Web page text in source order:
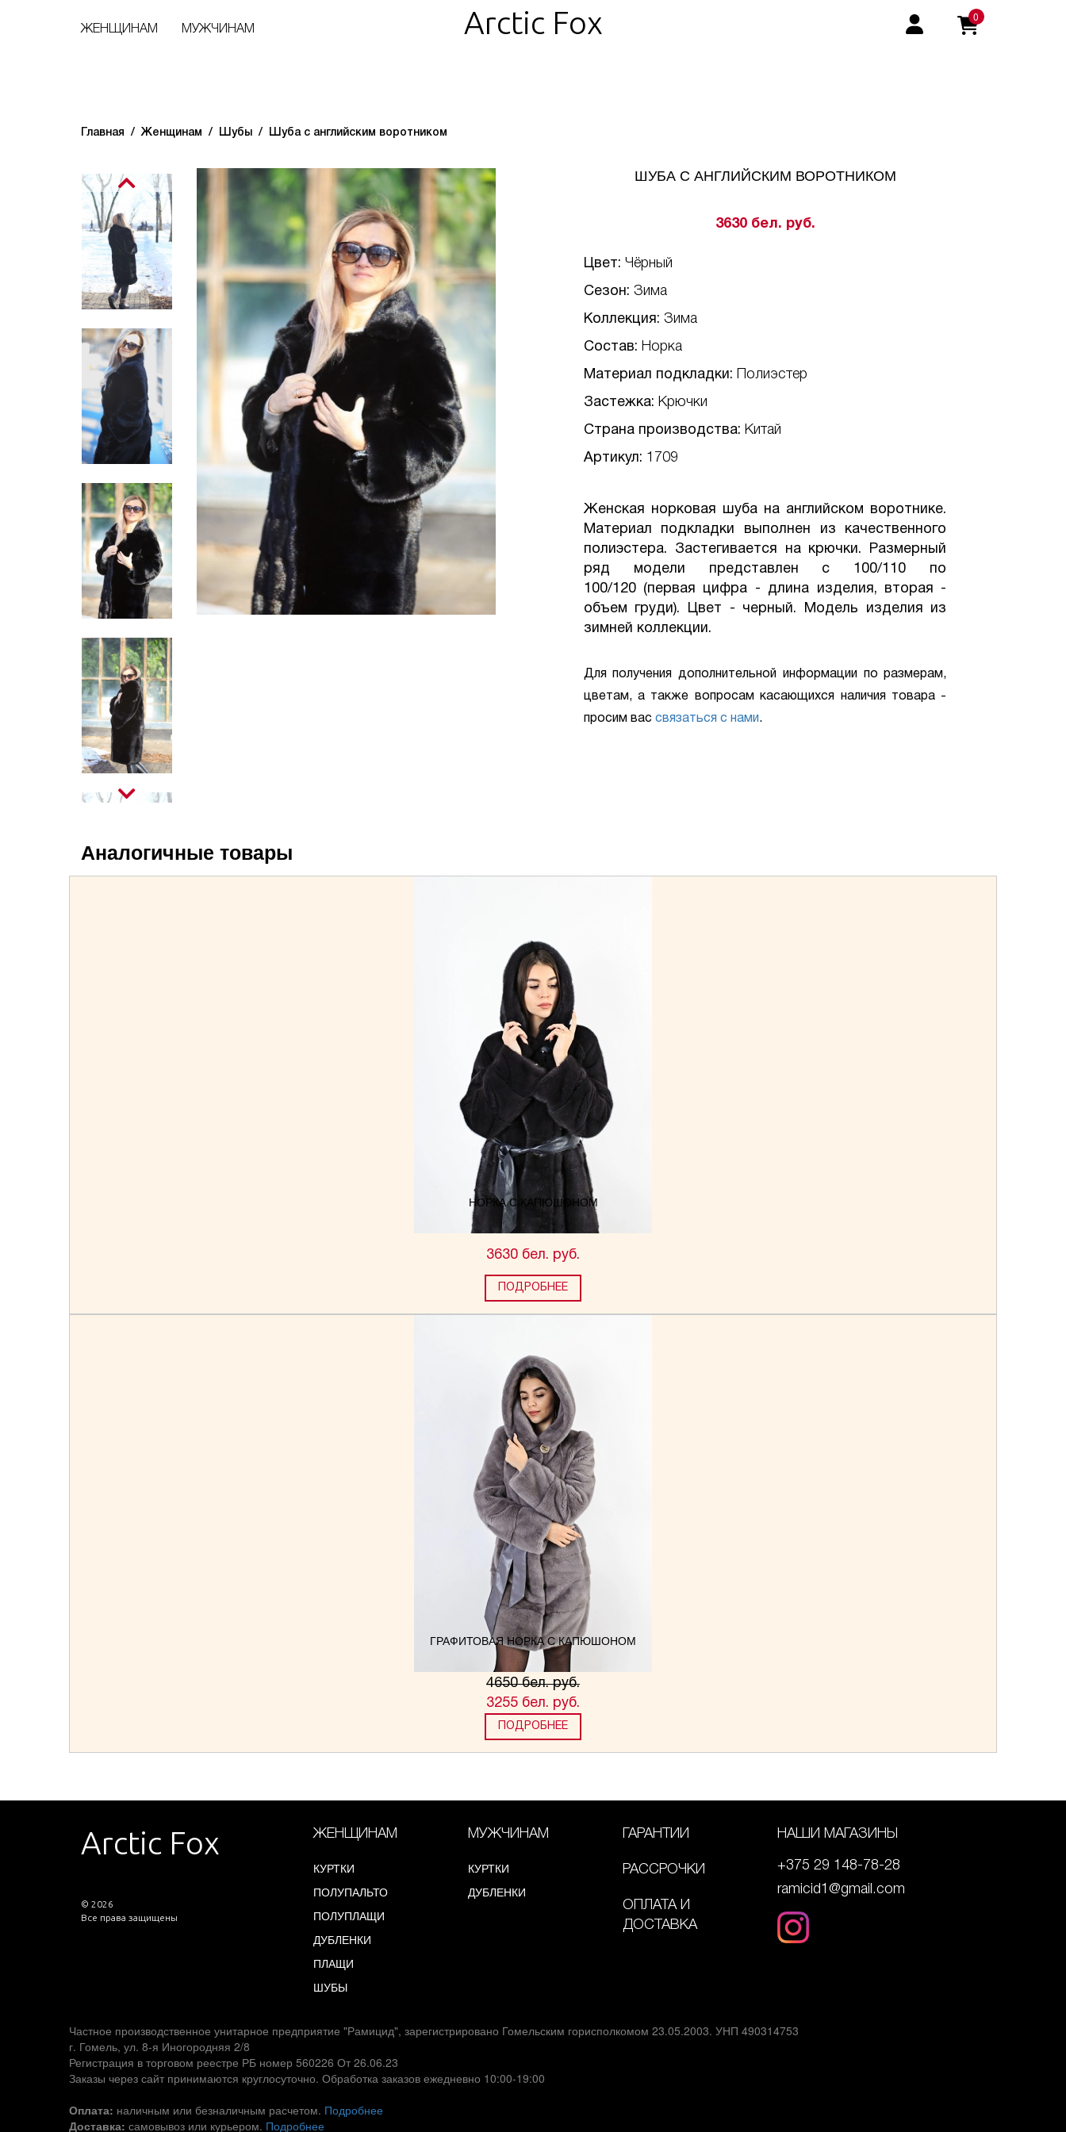
Arctic Fox
ЖЕНЩИНАМ МУЖЧИНАМ
0
Главная Женщинам Шубы Шуба с английским воротником
ШУБА С АНГЛИЙСКИМ ВОРОТНИКОМ
3630 бел. руб.
Цвет: Чёрный
Сезон: Зима
Коллекция: Зима
Состав: Норка
Материал подкладки: Полиэстер
Застежка: Крючки
Страна производства: Китай
Артикул: 1709
Женская норковая шуба на английском воротнике.
Материал подкладки выполнен из качественного
полиэстера. Застегивается на крючки. Размерный
ряд модели представлен с 100/110 по
100/120 (первая цифра - длина изделия, вторая -
объем груди). Цвет - черный. Модель изделия из
зимней коллекции.
Для получения дополнительной информации по размерам,
цветам, а также вопросам касающихся наличия товара -
просим вас связаться с нами .
Аналогичные товары
НОРКА С КАПЮШОНОМ
3630 бел. руб.
ПОДРОБНЕЕ
ГРАФИТОВАЯ НОРКА С КАПЮШОНОМ
4650 бел. руб.
3255 бел. руб.
ПОДРОБНЕЕ
НАШИ МАГАЗИНЫ
+375 29 148-78-28
ramicid1@gmail.com
Arctic Fox
© 2026
Все права защищены
ЖЕНЩИНАМ
КУРТКИ
ПОЛУПАЛЬТО
ПОЛУПЛАЩИ
ДУБЛЕНКИ
ПЛАЩИ
ШУБЫ
МУЖЧИНАМ
КУРТКИ
ДУБЛЕНКИ
ГАРАНТИИ
РАССРОЧКИ
ОПЛАТА И
ДОСТАВКА
Частное производственное унитарное предприятие "Рамицид", зарегистрировано Гомельским горисполкомом 23.05.2003. УНП 490314753
г. Гомель, ул. 8-я Иногородняя 2/8
Регистрация в торговом реестре РБ номер 560226 От 26.06.23
Заказы через сайт принимаются круглосуточно. Обработка заказов ежедневно 10:00-19:00
Оплата: наличным или безналичным расчетом. Подробнее
Доставка: самовывоз или курьером. Подробнее